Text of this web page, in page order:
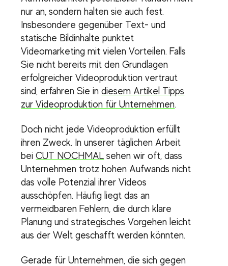
nur an, sondern halten sie auch fest.
Insbesondere gegenüber Text- und
statische Bildinhalte punktet
Videomarketing mit vielen Vorteilen. Falls
Sie nicht bereits mit den Grundlagen
erfolgreicher Videoproduktion vertraut
sind, erfahren Sie indiesem Artikel Tipps
zur Videoproduktion für Unternehmen.
Doch nicht jede Videoproduktion erfüllt
ihren Zweck. In unserer täglichen Arbeit
beiCUT NOCHMAL sehen wir oft, dass
Unternehmen trotz hohen Aufwands nicht
das volle Potenzial ihrer Videos
ausschöpfen. Häufig liegt das an
vermeidbaren Fehlern, die durch klare
Planung und strategisches Vorgehen leicht
aus der Welt geschafft werden könnten.
Gerade für Unternehmen, die sich gegen